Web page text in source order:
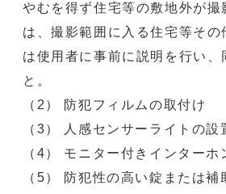
やむを得ず住宅等の敷地外が撮
は、撮影範囲に入る住宅等その
は使用者に事前に説明を行い、
と。
（2） 防犯フィルムの取付け
（3） 人感センサーライトの設
（4） モニター付きインターホ
（5） 防犯性の高い錠または補